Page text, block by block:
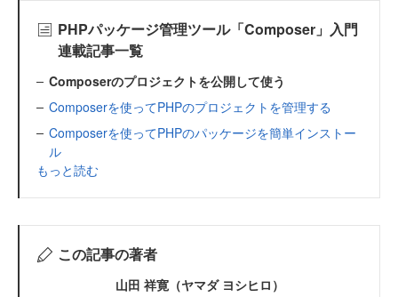
PHPパッケージ管理ツール「Composer」入門
連載記事一覧
Composerのプロジェクトを公開して使う
Composerを使ってPHPのプロジェクトを管理する
Composerを使ってPHPのパッケージを簡単インストー
ル
もっと読む
この記事の著者
山田 祥寛（ヤマダ ヨシヒロ）